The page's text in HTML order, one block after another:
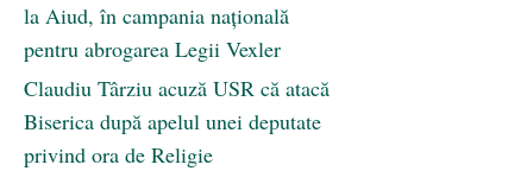
la Aiud, în campania națională
pentru abrogarea Legii Vexler
Claudiu Târziu acuză USR că atacă
Biserica după apelul unei deputate
privind ora de Religie